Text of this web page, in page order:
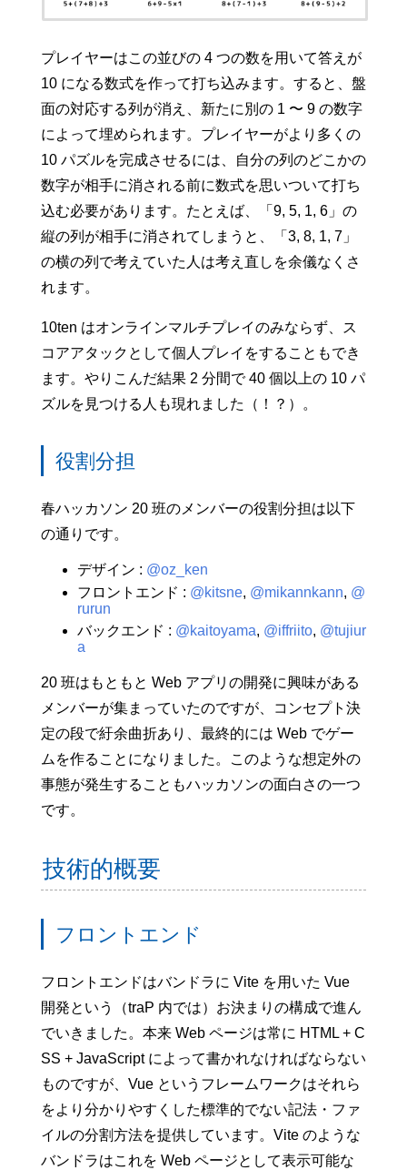
プレイヤーはこの並びの 4 つの数を用いて答えが
10 になる数式を作って打ち込みます。すると、盤
面の対応する列が消え、新たに別の 1 〜 9 の数字
によって埋められます。プレイヤーがより多くの
10 パズルを完成させるには、自分の列のどこかの
数字が相手に消される前に数式を思いついて打ち
込む必要があります。たとえば、「9, 5, 1, 6」の
縦の列が相手に消されてしまうと、「3, 8, 1, 7」
の横の列で考えていた人は考え直しを余儀なくさ
れます。
10ten はオンラインマルチプレイのみならず、ス
コアアタックとして個人プレイをすることもでき
ます。やりこんだ結果 2 分間で 40 個以上の 10 パ
ズルを見つける人も現れました（！？）。
役割分担
春ハッカソン 20 班のメンバーの役割分担は以下
の通りです。
デザイン : @oz_ken
フロントエンド : @kitsne, @mikannkann, @
rurun
バックエンド : @kaitoyama, @iffriito, @tujiur
a
20 班はもともと Web アプリの開発に興味がある
メンバーが集まっていたのですが、コンセプト決
定の段で紆余曲折あり、最終的には Web でゲー
ムを作ることになりました。このような想定外の
事態が発生することもハッカソンの面白さの一つ
です。
技術的概要
フロントエンド
フロントエンドはバンドラに Vite を用いた Vue
開発という（traP 内では）お決まりの構成で進ん
でいきました。本来 Web ページは常に HTML + C
SS + JavaScript によって書かれなければならない
ものですが、Vue というフレームワークはそれら
をより分かりやすくした標準的でない記法・ファ
イルの分割方法を提供しています。Vite のような
バンドラはこれを Web ページとして表示可能な